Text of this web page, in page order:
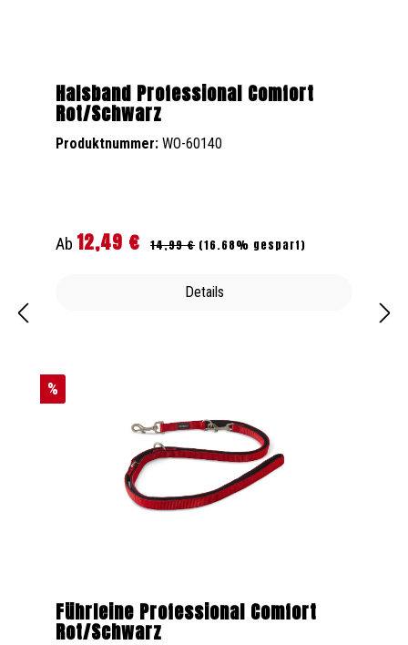
Halsband Professional Comfort
Rot/Schwarz
Produktnummer: WO-60140
Verkaufspreis:
Ab 12,49 € Regulärer Preis:
14,99 € (16.68% gespart)
Details
%
Führleine Professional Comfort
Rot/Schwarz